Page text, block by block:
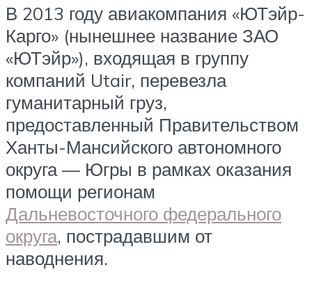
В 2013 году авиакомпания «ЮТэйр-
Карго» (нынешнее название ЗАО
«ЮТэйр»), входящая в группу
компаний Utair, перевезла
гуманитарный груз,
предоставленный Правительством
Ханты-Мансийского автономного
округа — Югры в рамках оказания
помощи регионам
Дальневосточного федерального
округа, пострадавшим от
наводнения.